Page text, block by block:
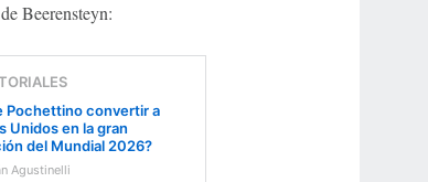
Beerensteyn:
Pochettino convertir a
Unidos en la gran
del Mundial 2026?
Agustinelli